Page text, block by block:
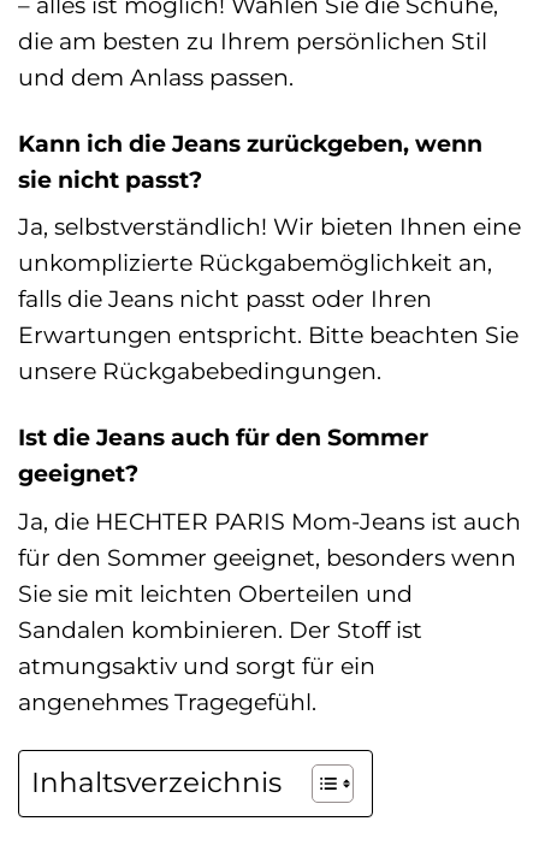
die am besten zu Ihrem persönlichen Stil
und dem Anlass passen.
Kann ich die Jeans zurückgeben, wenn
sie nicht passt?
Ja, selbstverständlich! Wir bieten Ihnen eine
unkomplizierte Rückgabemöglichkeit an,
falls die Jeans nicht passt oder Ihren
Erwartungen entspricht. Bitte beachten Sie
unsere Rückgabebedingungen.
Ist die Jeans auch für den Sommer
geeignet?
Ja, die HECHTER PARIS Mom-Jeans ist auch
für den Sommer geeignet, besonders wenn
Sie sie mit leichten Oberteilen und
Sandalen kombinieren. Der Stoff ist
atmungsaktiv und sorgt für ein
angenehmes Tragegefühl.
Inhaltsverzeichnis